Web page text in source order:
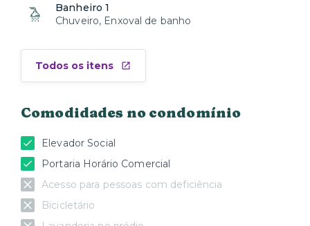
Banheiro 1
Chuveiro, Enxoval de banho
Todos os itens
Comodidades no condomínio
Elevador Social
Portaria Horário Comercial
Acesso para pessoas com deficiência
Bicicletário